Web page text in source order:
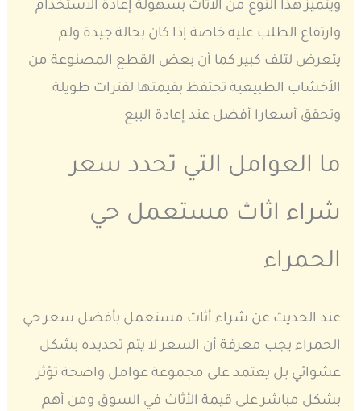
ويتميز هذا النوع من الأثاث بسهولة إعادة الاستخدام
وارتفاع الطلب عليه خاصة إذا كان بحالة جيدة ولم
يتعرض لتلف كبير كما أن بعض القطع المصنوعة من
الأخشاب الطبيعية تحتفظ بقيمتها لفترات طويلة
وتحقق أسعارا أفضل عند إعادة البيع
ما العوامل التي تحدد سعر
شراء اثاث مستعمل حي
الحمراء
عند الحديث عن شراء أثاث مستعمل بأفضل سعر حي
الحمراء يجب معرفة أن السعر لا يتم تحديده بشكل
عشوائي بل يعتمد على مجموعة عوامل واضحة تؤثر
بشكل مباشر على قيمة الأثاث في السوق ومن أهم